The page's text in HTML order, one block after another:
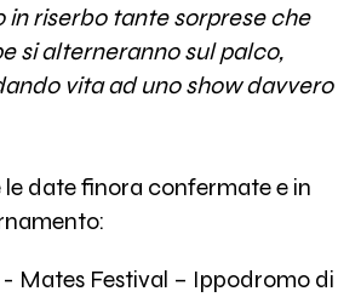
in riserbo tante sorprese che
si alterneranno sul palco,
vita ad uno show davvero
le date finora confermate e in
Mates Festival – Ippodromo di